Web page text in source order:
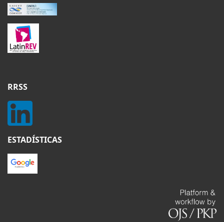
RRSS
ESTADÍSTICAS